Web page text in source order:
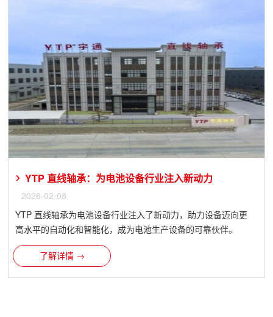
YTP 直线轴承：为电池设备行业注入新动力
2026-02-08
YTP 直线轴承为电池设备行业注入了新动力，助力设备迈向更
高水平的自动化和智能化，成为电池生产设备的可靠伙伴。
了解详情 →